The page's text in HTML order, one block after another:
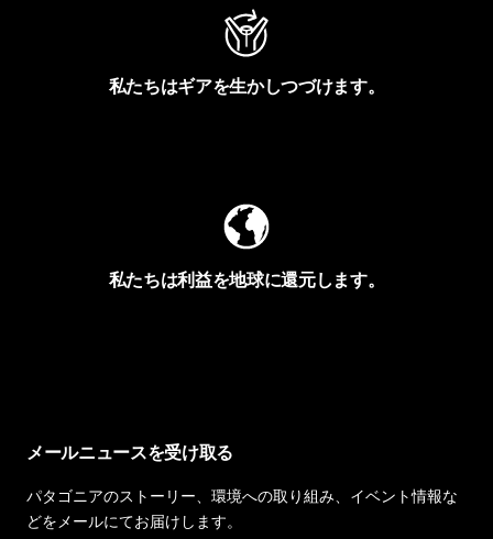
私たちはギアを生かしつづけます。
私たちは利益を地球に還元します。
メールニュースを受け取る
パタゴニアのストーリー、環境への取り組み、イベント情報な
どをメールにてお届けします。